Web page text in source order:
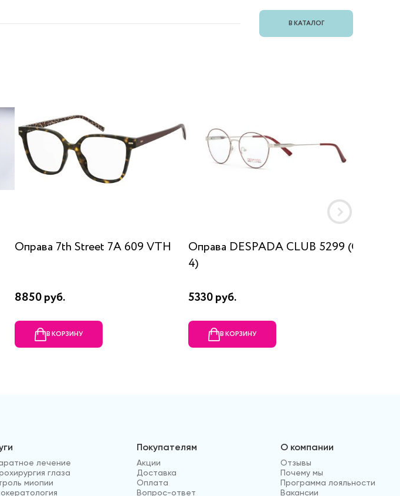
В КАТАЛОГ
Оправа 7th Street 7A 609 VTH
8850 руб.
В КОРЗИНУ
Оправа DESPADA CLUB 5299 (C
4)
5330 руб.
В КОРЗИНУ
лечение
глаза
миопии
Покупателям
Акции
Доставка
Оплата
Вопрос-ответ
О компании
Отзывы
Почему мы
Программа лояльности
Вакансии